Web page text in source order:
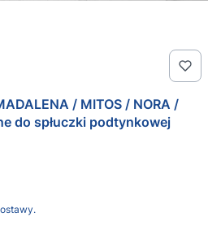
/ MITOS / NORA /
do spłuczki podtynkowej